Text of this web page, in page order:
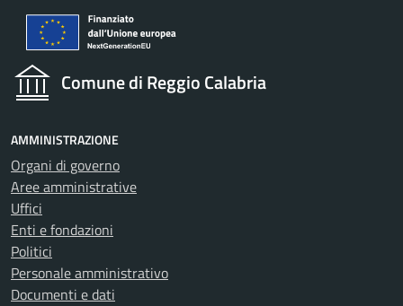
Comune di Reggio Calabria
AMMINISTRAZIONE
Organi di governo
Aree amministrative
Uffici
Enti e fondazioni
Politici
Personale amministrativo
Documenti e dati